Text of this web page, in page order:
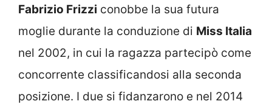
Fabrizio Frizzi conobbe la sua futura
moglie durante la conduzione di Miss Italia
nel 2002, in cui la ragazza partecipò come
concorrente classificandosi alla seconda
posizione. I due si fidanzarono e nel 2014